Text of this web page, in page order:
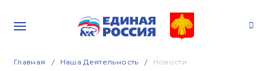
Главная Наша Деятельность Новости